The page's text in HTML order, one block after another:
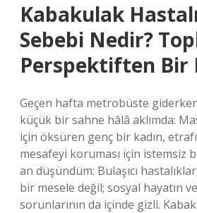
Kabakulak
Sebebi Nedir?
Perspektiften Bir
Geçen hafta metrobüste giderken
küçük bir sahne hâlâ aklımda:
için öksüren genç bir kadın,
mesafeyi koruması için istemsiz
an düşündüm: Bulaşıcı
bir mesele değil; sosyal hayatın
sorunlarının da içinde gizli.